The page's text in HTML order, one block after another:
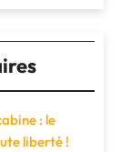
: le
liberté !